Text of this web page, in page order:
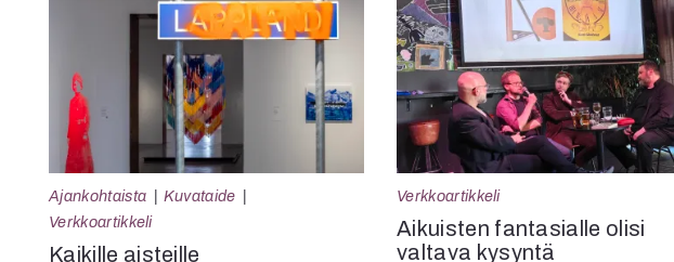
Ajankohtaista
Kuvataide
Verkkoartikkeli
Kaikille aisteille
Verkkoartikkeli
Aikuisten fantasialle olisi
valtava kysyntä